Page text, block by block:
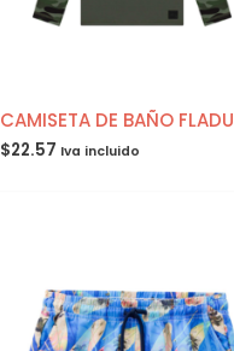
CAMISETA DE BAÑO FLADU
$22.57 Iva incluido